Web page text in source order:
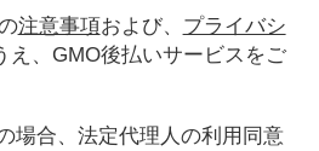
注意事項および、 プライバシ
え、GMO後払いサービスをご
場合、法定代理人の利用同意